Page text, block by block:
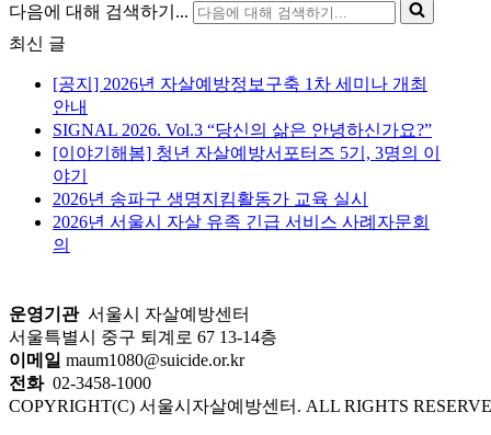
다음에 대해 검색하기...
최신 글
[공지] 2026년 자살예방정보구축 1차 세미나 개최
안내
SIGNAL 2026. Vol.3 “당신의 삶은 안녕하신가요?”
[이야기해봄] 청년 자살예방서포터즈 5기, 3명의 이
야기
2026년 송파구 생명지킴활동가 교육 실시
2026년 서울시 자살 유족 긴급 서비스 사례자문회
의
운영기관서울시 자살예방센터
서울특별시 중구 퇴계로 67 13-14층
이메일 maum1080@suicide.or.kr
전화 02-3458-1000
COPYRIGHT(C) 서울시자살예방센터. ALL RIGHTS